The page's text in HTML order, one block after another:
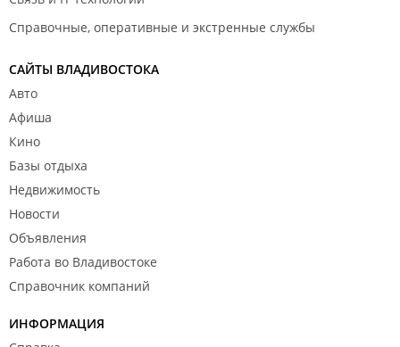
Справочные, оперативные и экстренные службы
САЙТЫ ВЛАДИВОСТОКА
Авто
Афиша
Кино
Базы отдыха
Недвижимость
Новости
Объявления
Работа во Владивостоке
Справочник компаний
ИНФОРМАЦИЯ